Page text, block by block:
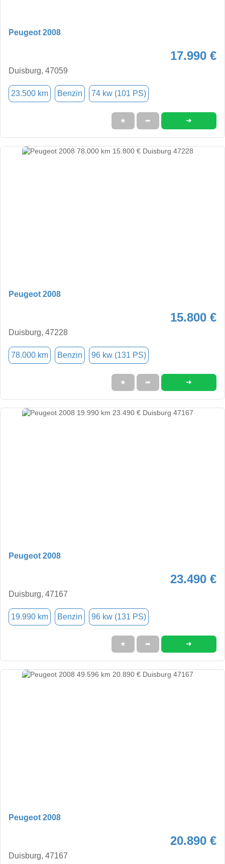
Peugeot 2008
17.990 €
Duisburg, 47059
23.500 km Benzin 74 kw (101 PS)
★ ➦ ➜
Peugeot 2008
15.800 €
Duisburg, 47228
78.000 km Benzin 96 kw (131 PS)
★ ➦ ➜
Peugeot 2008
23.490 €
Duisburg, 47167
19.990 km Benzin 96 kw (131 PS)
★ ➦ ➜
Peugeot 2008
20.890 €
Duisburg, 47167